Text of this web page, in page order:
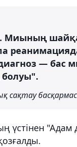
Миының
—
болуы".
сақтау
үстінен